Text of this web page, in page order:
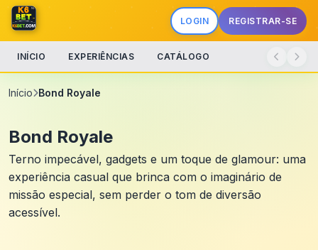
LOGIN REGISTRAR-SE
INÍCIO EXPERIÊNCIAS CATÁLOGO
Início Bond Royale
Bond Royale
Terno impecável, gadgets e um toque de glamour: uma
experiência casual que brinca com o imaginário de
missão especial, sem perder o tom de diversão
acessível.